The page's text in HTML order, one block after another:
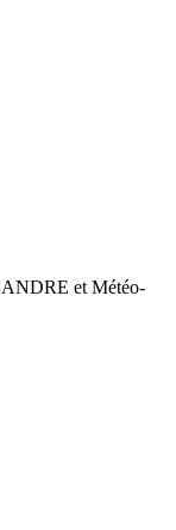
et Météo-